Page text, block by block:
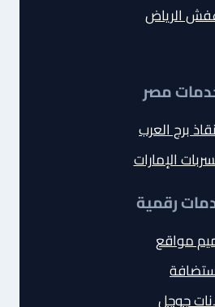
الرياض
مصر
برج العرب
الإمارات
رقمية
مواقع
جوجل